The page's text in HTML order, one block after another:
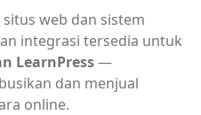
web dan sistem
integrasi tersedia untuk
LearnPress—
dan menjual
online.